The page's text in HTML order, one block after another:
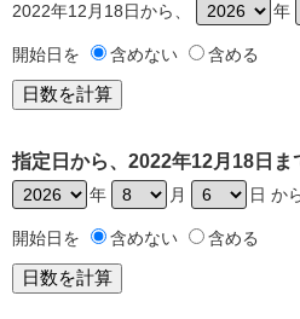
2022年12月18日から、 年
開始日を 含めない 含める
指定日から、2022年12月18日ま
年 月 日 か
開始日を 含めない 含める